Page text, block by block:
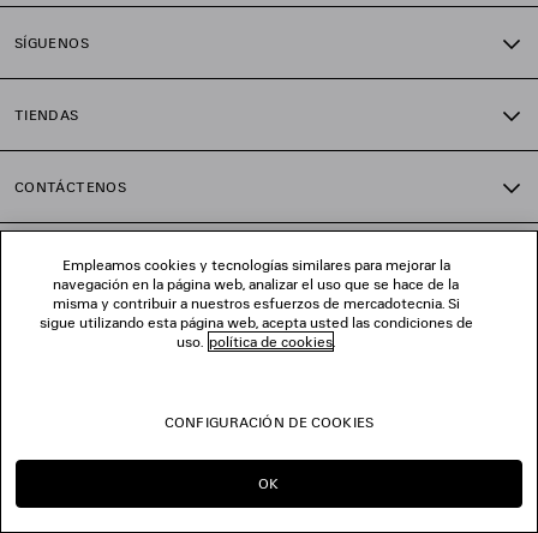
SÍGUENOS
TIENDAS
CONTÁCTENOS
Empleamos cookies y tecnologías similares para mejorar la
navegación en la página web, analizar el uso que se hace de la
misma y contribuir a nuestros esfuerzos de mercadotecnia. Si
sigue utilizando esta página web, acepta usted las condiciones de
uso. política de cookies.
CONFIGURACIÓN DE COOKIES
OK